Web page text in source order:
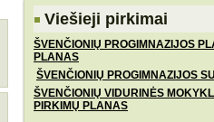
Viešieji pirkimai
ŠVENČIONIŲ PROGIMNAZIJOS
PLANAS
ŠVENČIONIŲ PROGIMNAZIJOS
ŠVENČIONIŲ VIDURINĖS
PIRKIMŲ PLANAS